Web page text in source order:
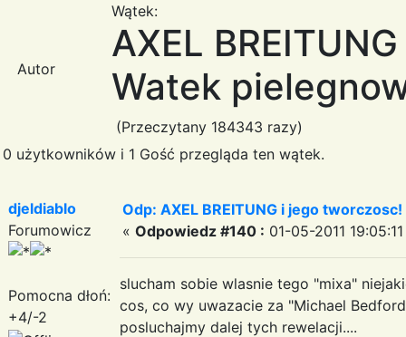
Autor
Wątek:
AXEL
Watek
(Przeczytany 184343 razy)
0 użytkowników i 1 Gość przegląda ten wątek.
djeldiablo
Forumowicz
Pomocna dłoń:
+4/-2
Odp: AXEL BREITUNG i jego
« Odpowiedz #140 : 01-05-2011
slucham sobie wlasnie tego "mixa"
cos, co wy uwazacie za "Michael
posluchajmy dalej tych rewelacji....